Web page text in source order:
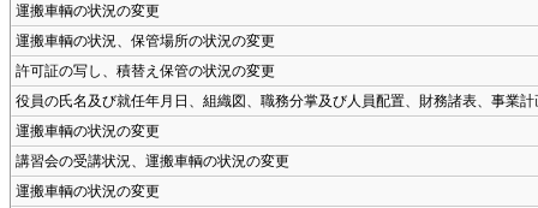
運搬車輌の状況の変更
運搬車輌の状況、保管場所の状況の変更
許可証の写し、積替え保管の状況の変更
役員の氏名及び就任年月日、組織図、職務分掌及び人員配置、財務諸表、事業
運搬車輌の状況の変更
講習会の受講状況、運搬車輌の状況の変更
運搬車輌の状況の変更